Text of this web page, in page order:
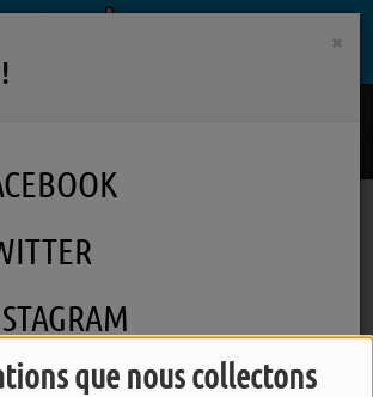
que nous collectons
interviews
le Festival Viens
Ile
×